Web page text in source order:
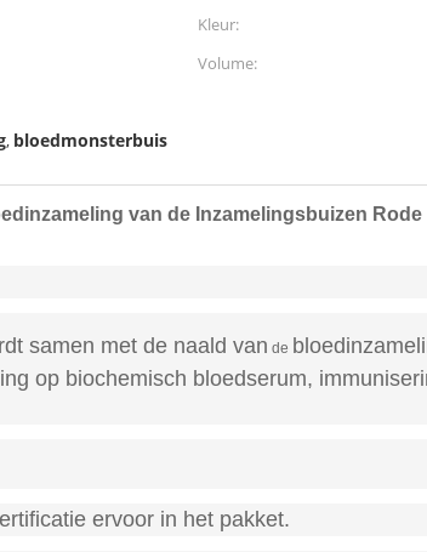
Kleur:
Volume:
, bloedmonsterbuis
van de Inzamelingsbuizen
samen met de naald van de
op biochemisch bloedserum,
ervoor in het pakket.